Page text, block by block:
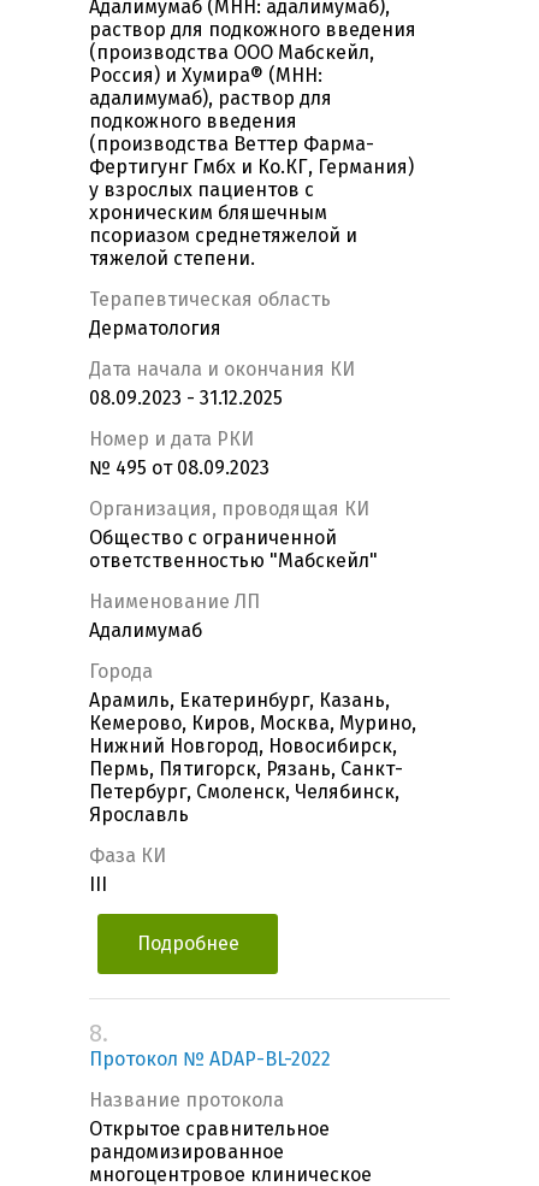
Адалимумаб (МНН: адалимумаб),
раствор для подкожного введения
(производства ООО Мабскейл,
Россия) и Хумира® (МНН:
адалимумаб), раствор для
подкожного введения
(производства Веттер Фарма-
Фертигунг Гмбх и Ко.КГ, Германия)
у взрослых пациентов с
хроническим бляшечным
псориазом среднетяжелой и
тяжелой степени.
Терапевтическая область
Дерматология
Дата начала и окончания КИ
08.09.2023 - 31.12.2025
Номер и дата РКИ
№ 495 от 08.09.2023
Организация, проводящая КИ
Общество с ограниченной
ответственностью "Мабскейл"
Наименование ЛП
Адалимумаб
Города
Арамиль, Екатеринбург, Казань,
Кемерово, Киров, Москва, Мурино,
Нижний Новгород, Новосибирск,
Пермь, Пятигорск, Рязань, Санкт-
Петербург, Смоленск, Челябинск,
Ярославль
Фаза КИ
Подробнее
8.
Протокол № ADAP-BL-2022
Название протокола
Открытое сравнительное
рандомизированное
многоцентровое клиническое